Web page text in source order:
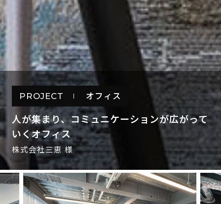
PROJECT オフィス
人が集まり、コミュニケーションが広がって
いくオフィス
株式会社三恵 様